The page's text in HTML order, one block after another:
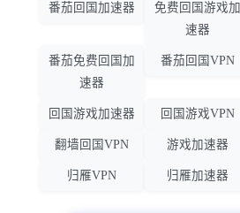
番茄回国加速器
免费回国游戏加
速器
番茄免费回国加
速器
番茄回国VPN
回国游戏加速器 回国游戏VPN
翻墙回国VPN 游戏加速器
归雁VPN 归雁加速器